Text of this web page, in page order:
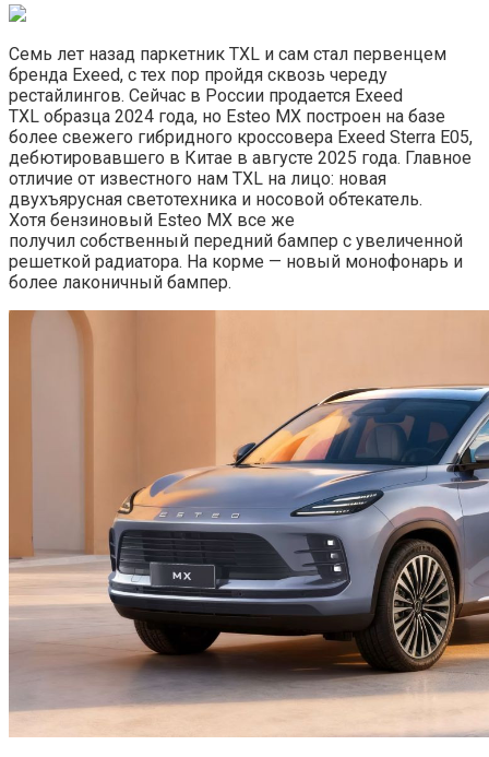
Семь лет назад паркетник TXL и сам стал первенцем
бренда Exeed, с тех пор пройдя сквозь череду
рестайлингов. Сейчас в России продается Exeed
TXL образца 2024 года, но Esteo MX построен на базе
более свежего гибридного кроссовера Exeed Sterra E05,
дебютировавшего в Китае в августе 2025 года. Главное
отличие от известного нам TXL на лицо: новая
двухъярусная светотехника и носовой обтекатель.
Хотя бензиновый Esteo MX все же
получил собственный передний бампер с увеличенной
решеткой радиатора. На корме — новый монофонарь и
более лаконичный бампер.